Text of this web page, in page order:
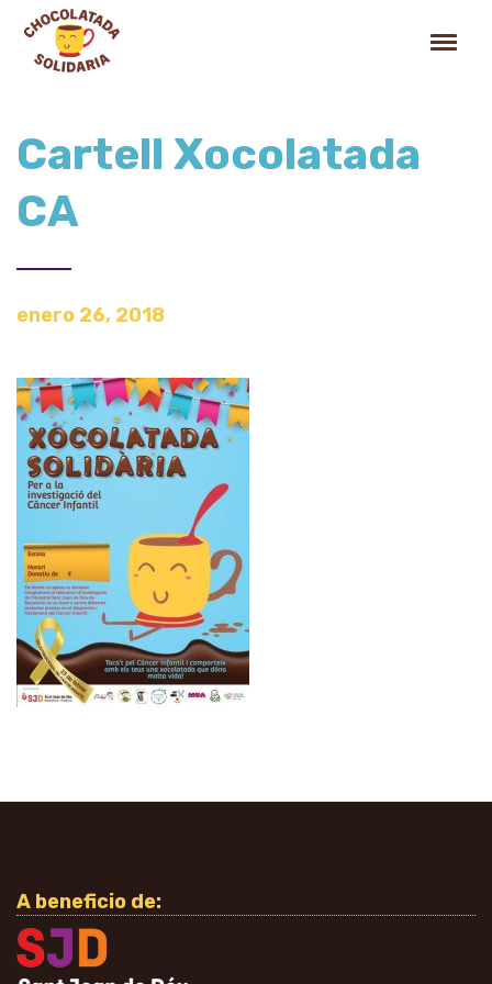
Cartell Xocolatada
CA
enero 26, 2018
A beneficio de: